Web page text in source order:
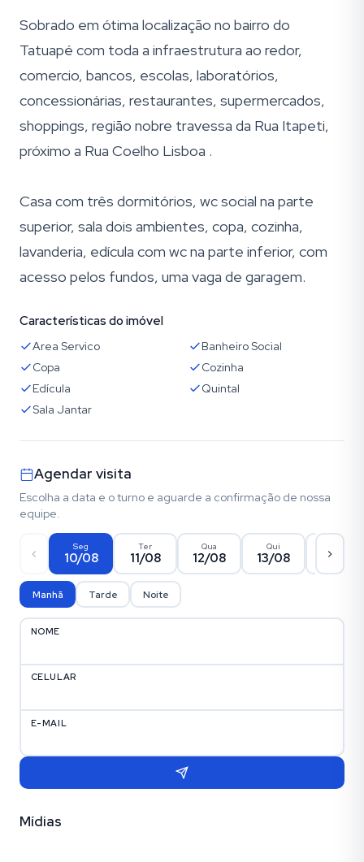
Sobrado em ótima localização no bairro do
Tatuapé com toda a infraestrutura ao redor,
comercio, bancos, escolas, laboratórios,
concessionárias, restaurantes, supermercados,
shoppings, região nobre travessa da Rua Itapeti,
próximo a Rua Coelho Lisboa .
Casa com três dormitórios, wc social na parte
superior, sala dois ambientes, copa, cozinha,
lavanderia, edícula com wc na parte inferior, com
acesso pelos fundos, uma vaga de garagem.
Características do imóvel
Area Servico
Banheiro Social
Copa
Cozinha
Edícula
Quintal
Sala Jantar
Agendar visita
Escolha a data e o turno e aguarde a confirmação de nossa
equipe.
Seg
10/08
Ter
11/08
Qua
12/08
Qui
13/08 14/08
Manhã Tarde Noite
NOME
CELULAR
E-MAIL
Mídias